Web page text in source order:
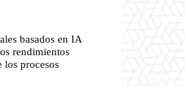
basados en IA
rendimientos
los procesos